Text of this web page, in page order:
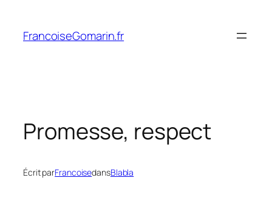
contenu
FrancoiseGomarin.fr
Promesse, respect
Écrit parFrancoisedansBlabla